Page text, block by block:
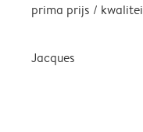
prima prijs /
Jacques